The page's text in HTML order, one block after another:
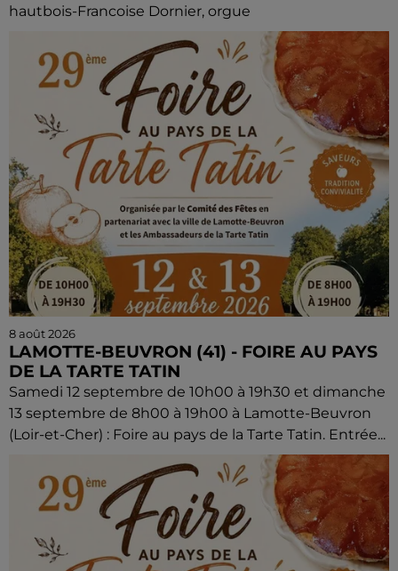
hautbois-Francoise Dornier, orgue
8 août 2026
LAMOTTE-BEUVRON (41) - FOIRE AU PAYS
DE LA TARTE TATIN
Samedi 12 septembre de 10h00 à 19h30 et dimanche
13 septembre de 8h00 à 19h00 à Lamotte-Beuvron
(Loir-et-Cher) : Foire au pays de la Tarte Tatin. Entrée...